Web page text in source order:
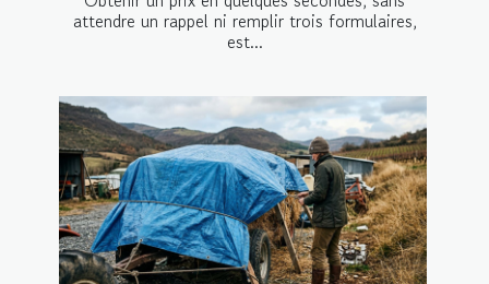
attendre un rappel ni remplir trois formulaires,
est...